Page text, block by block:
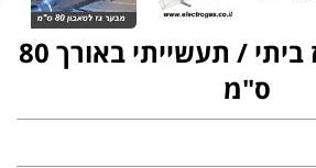
מבער טאבון גז ביתי / תעשייתי באורך 80
ס"מ